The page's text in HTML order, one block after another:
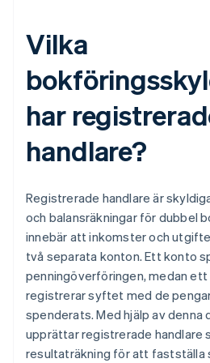
Vilka
har
handlare?
Registrerade handlare är
och balansräkningar för dubbel
innebär att inkomster och
två separata konton. Ett konto
penningöverföringen, medan
registrerar syftet med de
spenderats. Med hjälp av denna
upprättar registrerade handlare
resultaträkning för att fastställa